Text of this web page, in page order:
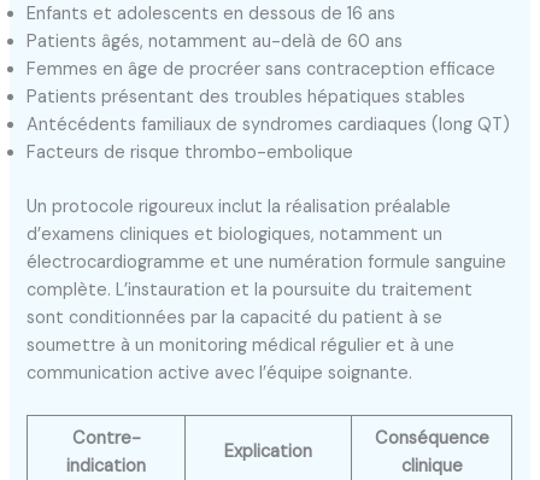
Enfants et adolescents en dessous de 16 ans
Patients âgés, notamment au-delà de 60 ans
Femmes en âge de procréer sans contraception efficace
Patients présentant des troubles hépatiques stables
Antécédents familiaux de syndromes cardiaques (long QT)
Facteurs de risque thrombo-embolique
Un protocole rigoureux inclut la réalisation préalable
d’examens cliniques et biologiques, notamment un
électrocardiogramme et une numération formule sanguine
complète. L’instauration et la poursuite du traitement
sont conditionnées par la capacité du patient à se
soumettre à un monitoring médical régulier et à une
communication active avec l’équipe soignante.
Contre-
indication
Explication
Conséquence
clinique